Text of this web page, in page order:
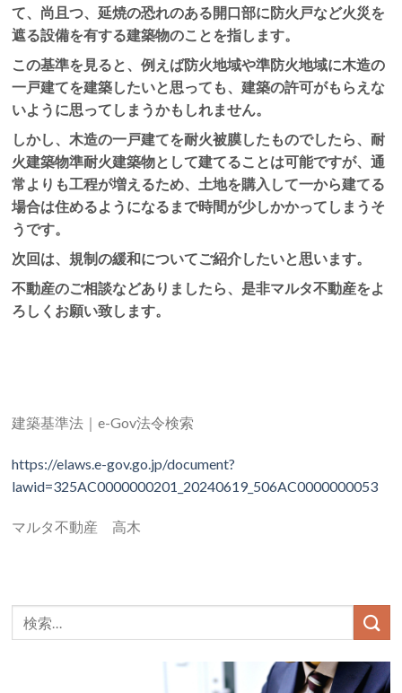
て、尚且つ、延焼の恐れのある開口部に防火戸など火災を
遮る設備を有する建築物のことを指します。
この基準を見ると、例えば防火地域や準防火地域に木造の
一戸建てを建築したいと思っても、建築の許可がもらえな
いように思ってしまうかもしれません。
しかし、木造の一戸建てを耐火被膜したものでしたら、耐
火建築物準耐火建築物として建てることは可能ですが、通
常よりも工程が増えるため、土地を購入して一から建てる
場合は住めるようになるまで時間が少しかかってしまうそ
うです。
次回は、規制の緩和についてご紹介したいと思います。
不動産のご相談などありましたら、是非マルタ不動産をよ
ろしくお願い致します。
建築基準法｜e-Gov法令検索
https://elaws.e-gov.go.jp/document?
lawid=325AC0000000201_20240619_506AC0000000053
マルタ不動産 高木